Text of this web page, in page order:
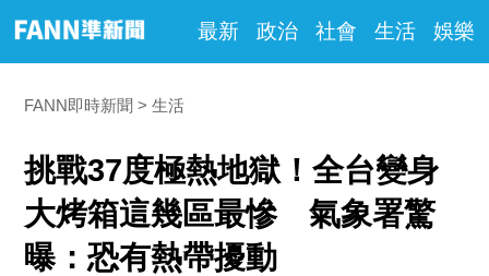
最新 政治 社會 生活 娛樂
FANN即時新聞 生活
挑戰37度極熱地獄！全台變身
大烤箱這幾區最慘 氣象署驚
曝：恐有熱帶擾動